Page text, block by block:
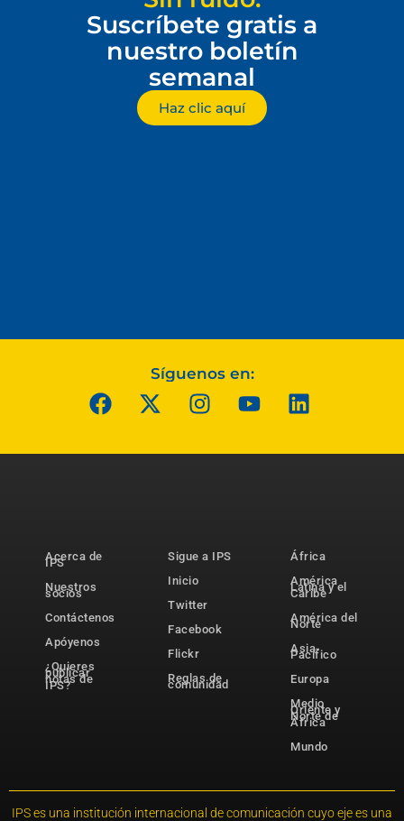
Suscríbete gratis a
nuestro boletín
semanal
Haz clic aquí
Síguenos en:
Acerca de
IPS
Nuestros
socios
Contáctenos
Apóyenos
¿Quieres
publicar
notas de
IPS?
Sigue a IPS
Inicio
Twitter
Facebook
Flickr
Reglas de
comunidad
África
América
Latina y el
Caribe
América del
Norte
Asia-
Pacífico
Europa
Medio
Oriente y
Norte de
África
Mundo
IPS es una institución internacional de comunicación cuyo eje es una